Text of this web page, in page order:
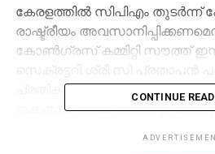
കേരളത്തില്‍ സിപിഎം
രാഷ്ട്രീയം
കോണ്‍ഗ്രസ് കമ്മിറ്റി സൗത്ത്
പ്രതികളെ നിയമത്തിനു
തക്കതായ ശിക്ഷ വാങ്ങിച്ചു
CONTINUE